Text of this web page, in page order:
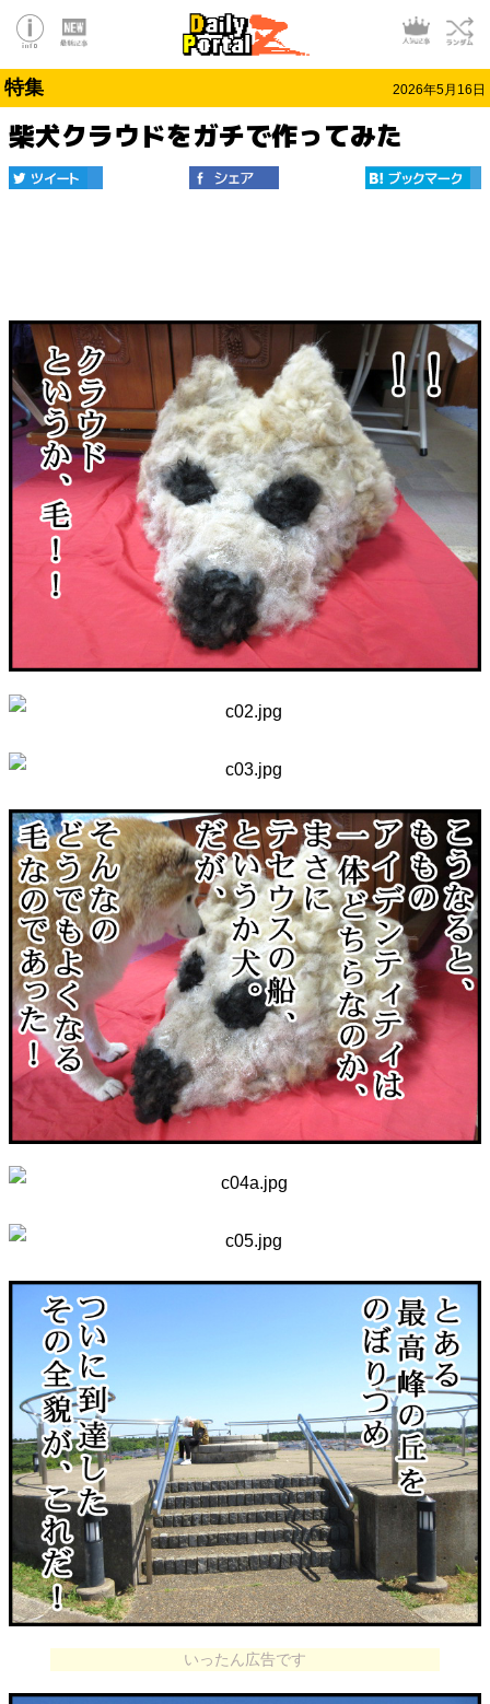
特集 2026年5月16日
柴犬クラウドをガチで作ってみた
いったん広告です